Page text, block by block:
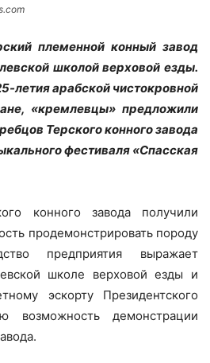
племенной конный завод
школой верховой езды.
летия арабской чистокровной
«кремлевцы» предложили
Терского конного завода
фестиваля «Спасская
конного завода получили
продемонстрировать породу
предприятия выражает
школе верховой езды и
эскорту Президентского
возможность демонстрации